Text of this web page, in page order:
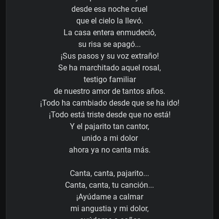
desde esa noche cruel
que el cielo la llevó.
La casa entera enmudeció,
su risa se apagó...
¡Sus pasos y su voz extraño!
Se ha marchitado aquel rosal,
testigo familiar
de nuestro amor de tantos años.
¡Todo ha cambiado desde que se ha ido!
¡Todo está triste desde que no está!
Y el pajarito tan cantor,
unido a mi dolor
ahora ya no canta más.
Canta, canta, pajarito...
Canta, canta, tu canción...
¡Ayúdame a calmar
mi angustia y mi dolor,